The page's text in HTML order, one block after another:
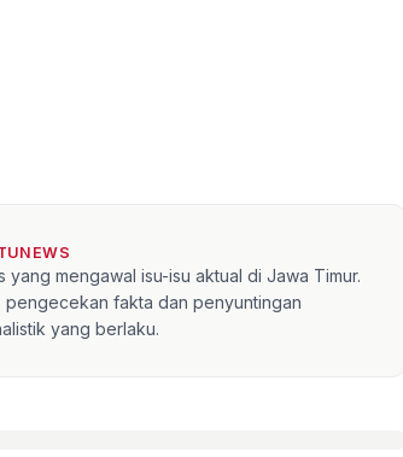
yang mengawal isu-isu aktual di Jawa Timur.
fakta dan penyuntingan
yang berlaku.